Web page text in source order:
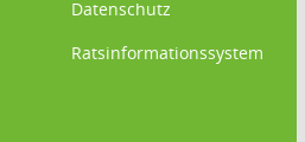
Datenschutz
Ratsinformationssystem